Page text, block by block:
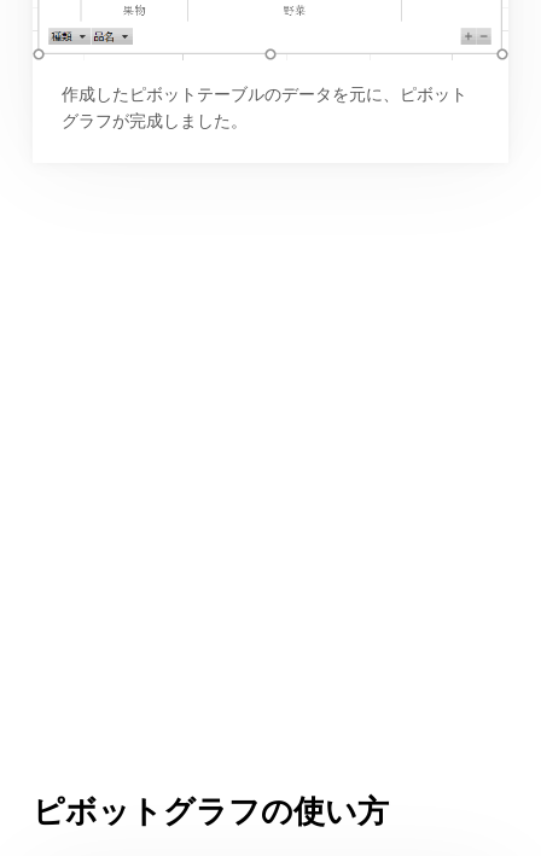
作成したピボットテーブルのデータを元に、ピボット
グラフが完成しました。
ピボットグラフの使い方